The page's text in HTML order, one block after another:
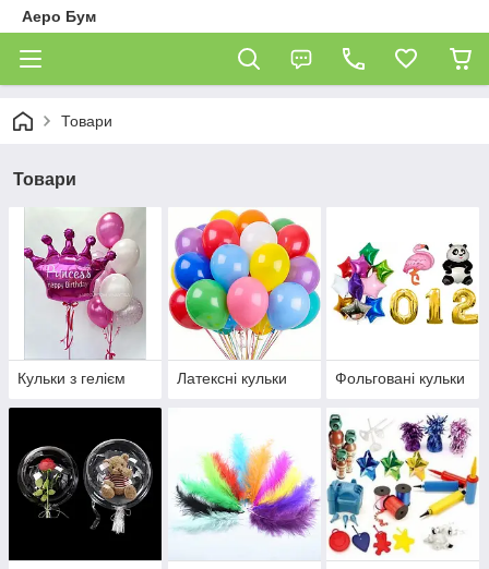
Аеро Бум
Товари
Товари
Кульки з гелієм Латексні кульки Фольговані кульки